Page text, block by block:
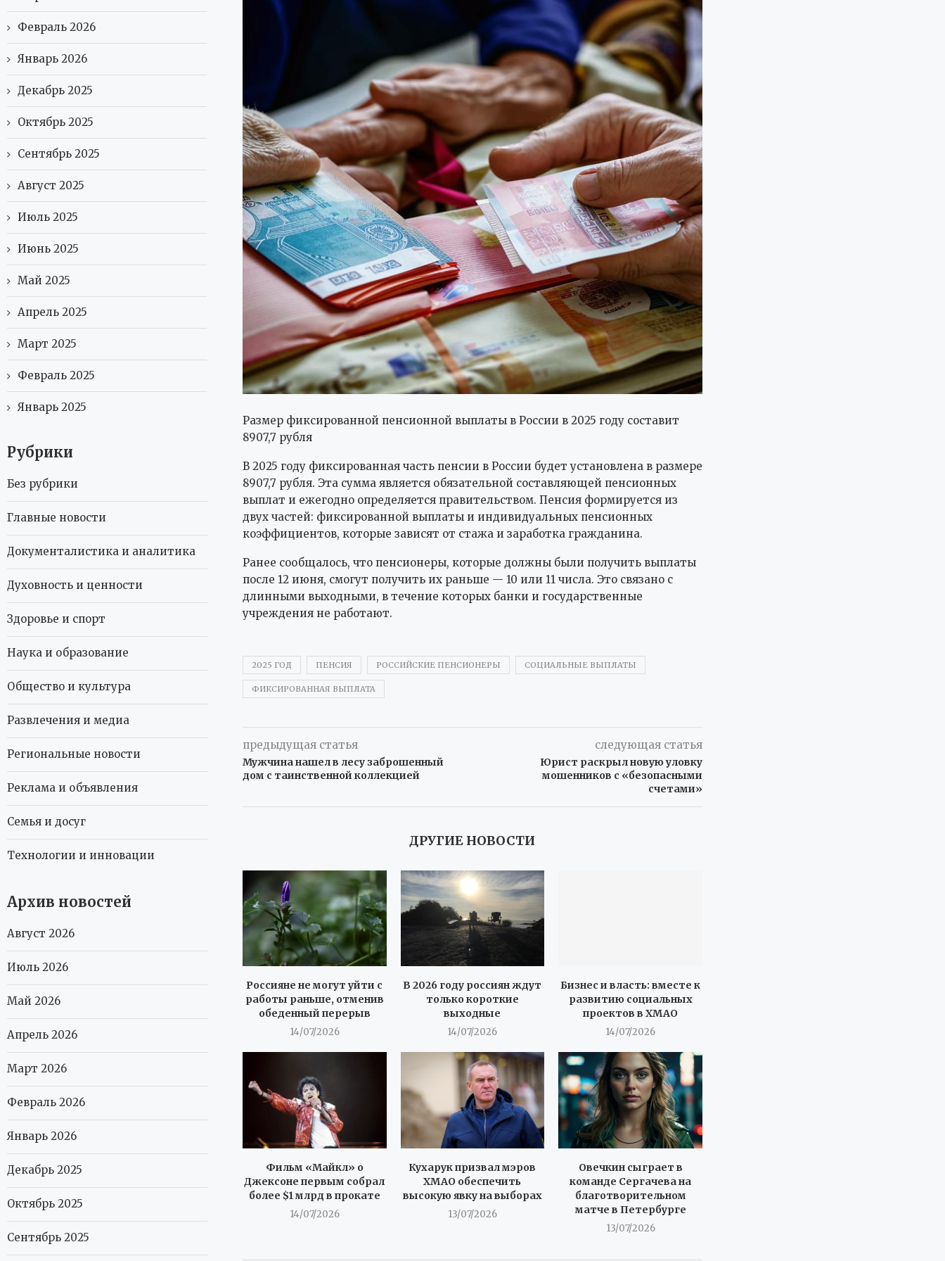
Размер фиксированной пенсионной выплаты в России в 2025 году составит
8907,7 рубля
В 2025 году фиксированная часть пенсии в России будет установлена в размере
8907,7 рубля. Эта сумма является обязательной составляющей пенсионных
выплат и ежегодно определяется правительством. Пенсия формируется из
двух частей: фиксированной выплаты и индивидуальных пенсионных
коэффициентов, которые зависят от стажа и заработка гражданина.
Ранее сообщалось, что пенсионеры, которые должны были получить выплаты
после 12 июня, смогут получить их раньше — 10 или 11 числа. Это связано с
длинными выходными, в течение которых банки и государственные
учреждения не работают.
2025 ГОД ПЕНСИЯ РОССИЙСКИЕ ПЕНСИОНЕРЫ СОЦИАЛЬНЫЕ ВЫПЛАТЫ
ФИКСИРОВАННАЯ ВЫПЛАТА
предыдущая статья
Мужчина нашел в лесу заброшенный
дом с таинственной коллекцией
следующая статья
Юрист раскрыл новую уловку
мошенников с «безопасными
счетами»
ДРУГИЕ НОВОСТИ
Россияне не могут уйти с
работы раньше, отменив
обеденный перерыв
14/07/2026
В 2026 году россиян ждут
только короткие
выходные
14/07/2026
Бизнес и власть: вместе к
развитию социальных
проектов в ХМАО
14/07/2026
Фильм «Майкл» о
Джексоне первым собрал
более $1 млрд в прокате
14/07/2026
Кухарук призвал мэров
ХМАО обеспечить
высокую явку на выборах
13/07/2026
Овечкин сыграет в
команде Сергачева на
благотворительном
матче в Петербурге
13/07/2026
Февраль 2026
Январь 2026
Декабрь 2025
Октябрь 2025
Сентябрь 2025
Август 2025
Июль 2025
Июнь 2025
Май 2025
Апрель 2025
Март 2025
Февраль 2025
Январь 2025
Рубрики
Без рубрики
Главные новости
Документалистика и аналитика
Духовность и ценности
Здоровье и спорт
Наука и образование
Общество и культура
Развлечения и медиа
Региональные новости
Реклама и объявления
Семья и досуг
Технологии и инновации
Архив новостей
Август 2026
Июль 2026
Май 2026
Апрель 2026
Март 2026
Февраль 2026
Январь 2026
Декабрь 2025
Октябрь 2025
Сентябрь 2025